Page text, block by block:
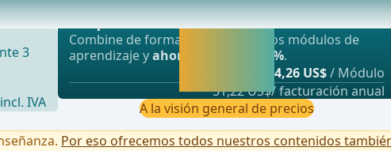
forman anastomosis que mantienen la perfusión de los
3
incl. IVA
Oferta más popular
webop - Ahorro flexible
Combine de forma flexible nuestros módulos de
aprendizaje yahorre hasta un 50%.
4,26 US$/ Módulo
51,22 US$/ facturación anual
A la visión general de precios
Por eso ofrecemos todos nuestros contenidos